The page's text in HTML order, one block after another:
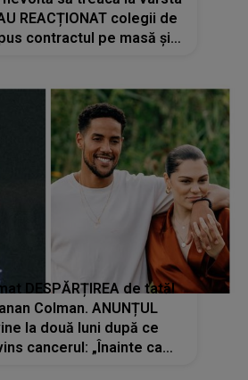
REACȚIONAT colegii de
contractul pe masă și
DESPĂRȚIREA de tatăl
Colman. ANUNȚUL
la două luni după ce
cancerul: „Înainte ca